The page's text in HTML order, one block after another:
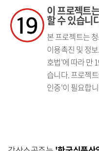
이 프로젝트
할 수 있습니
본 프로젝트는
이용촉진 및 정
호법'에 따라 만
습니다. 프로젝
인증'이 필요합